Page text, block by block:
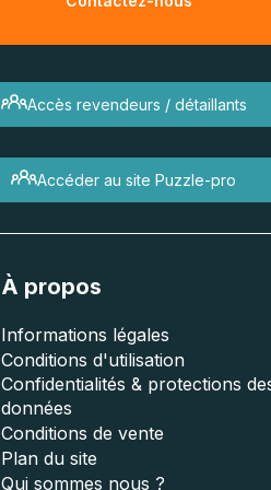
Accès revendeurs / détaillants
Accéder au site Puzzle-pro
À propos
Informations légales
Conditions d'utilisation
Confidentialités & protections
données
Conditions de vente
Plan du site
Qui sommes nous ?